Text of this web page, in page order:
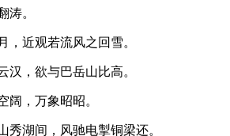
涛。
，近观若流风之回雪。
汉，欲与巴岳山比高。
阔，万象昭昭。
秀湖间，风驰电掣铜梁还。